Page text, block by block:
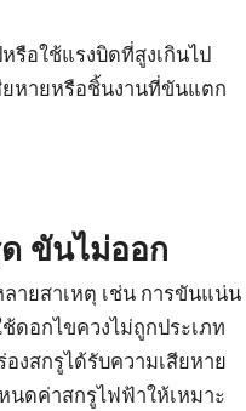
รือใช้แรงบิดที่สูงเกินไป
หายหรือชิ้นงานที่ขันแตก
ขันไม่ออก
ายสาเหตุ เช่น การขันแน่น
ช้ดอกไขควงไม่ถูกประเภท
งสกรูได้รับความเสียหาย
ดค่าสกรูไฟฟ้าให้เหมาะ